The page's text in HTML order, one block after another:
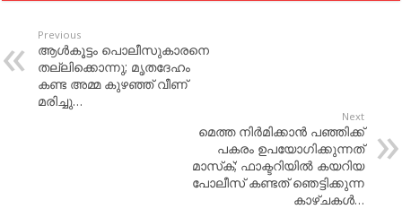
Previous
ആള്‍കൂട്ടം പൊലീസുകാരനെ
തല്ലിക്കൊന്നു; മൃതദേഹം
കണ്ട അമ്മ കുഴഞ്ഞ്​ വീണ്​
മരിച്ചു…
Next
മെത്ത നിര്‍മിക്കാന്‍ പഞ്ഞിക്ക്
പകരം ഉപയോഗിക്കുന്നത്
മാസ്‌ക്; ഫാക്ടറിയില്‍ കയറിയ
പോലീസ് കണ്ടത് ഞെട്ടിക്കുന്ന
കാഴ്ചകള്‍…